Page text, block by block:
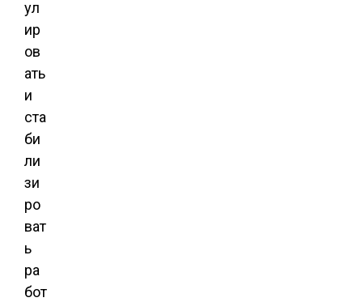
ул
ир
ов
ать
и
ста
би
ли
зи
ро
ват
ь
ра
бот